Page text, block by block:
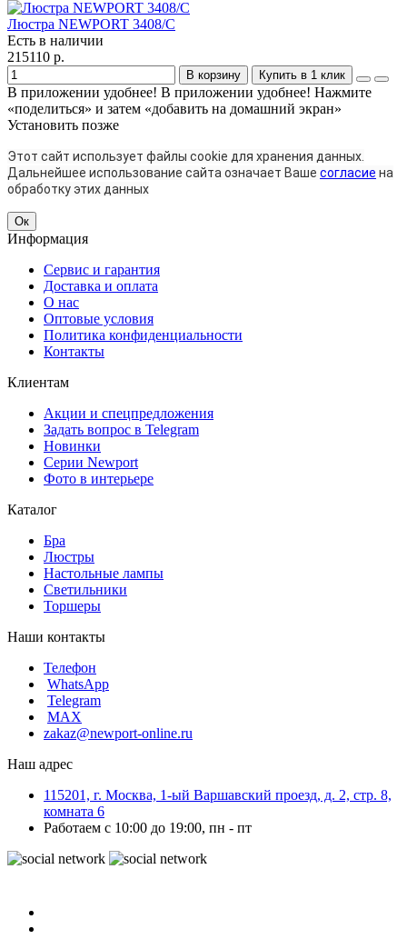
Люстра NEWPORT 3408/C
Есть в наличии
215110 р.
В корзину Купить в 1 клик
В приложении удобнее! В приложении удобнее! Нажмите
«поделиться» и затем «добавить на домашний экран»
Установить позже
Этот сайт использует файлы cookie для хранения данных.
Дальнейшее использование сайта означает Ваше согласие на
обработку этих данных
Ок
Информация
Сервис и гарантия
Доставка и оплата
О нас
Оптовые условия
Политика конфиденциальности
Контакты
Клиентам
Акции и спецпредложения
Задать вопрос в Telegram
Новинки
Серии Newport
Фото в интерьере
Каталог
Бра
Люстры
Настольные лампы
Светильники
Торшеры
Наши контакты
Телефон
WhatsApp
Telegram
MAX
zakaz@newport-online.ru
Наш адрес
115201, г. Москва, 1-ый Варшавский проезд, д. 2, стр. 8,
комната 6
Работаем с 10:00 до 19:00, пн - пт